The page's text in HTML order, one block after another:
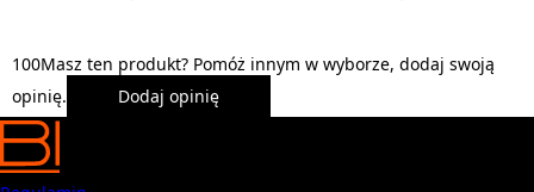
100Masz ten produkt? Pomóż innym w wyborze, dodaj swoją
opinię.
Dodaj opinię